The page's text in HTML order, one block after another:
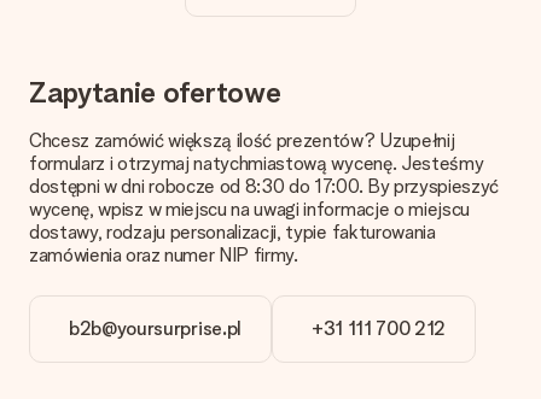
jakość?
Chcemy mieć pewność, że będziesz w pełni zadowolony ze
wysokiej jakości. Jeśli nie masz pewności co do jakości zdjęcia,
skontaktuj się z naszym działem obsługi klienta i dołącz
zdjęcie wraz z prezentem, który chcesz zamówić. Będą oni
mogli sprawdzić dla Ciebie jakość zdjęcia!
Format zdjęć?
zdjęcie lub grafikę w innym formacie i nie możesz sam go
zmienić skontaktuj się z nami, z chęcią pomożemy!
Zapytanie ofertowe
Chcesz zamówić większą ilość prezentów? Uzupełnij
formularz i otrzymaj natychmiastową wycenę. Jesteśmy
dostępni w dni robocze od 8:30 do 17:00. By przyspieszyć
wycenę, wpisz w miejscu na uwagi informacje o miejscu
dostawy, rodzaju personalizacji, typie fakturowania
zamówienia oraz numer NIP firmy.
b2b@yoursurprise.pl +31 111 700 212